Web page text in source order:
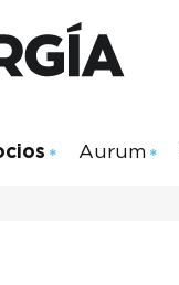
Aurum